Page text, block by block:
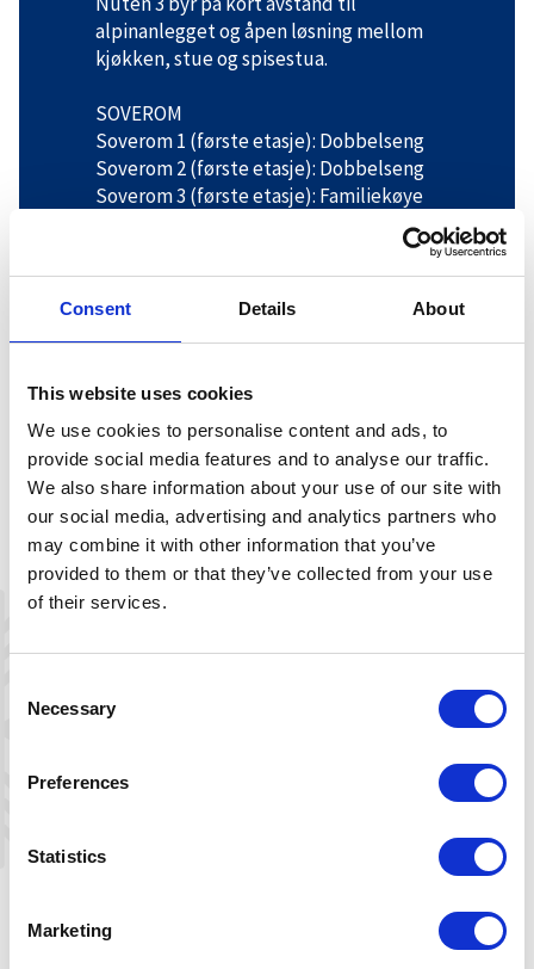
Consent Details About
This website uses cookies
We use cookies to personalise content and ads, to
provide social media features and to analyse our traffic.
We also share information about your use of our site with
our social media, advertising and analytics partners who
may combine it with other information that you’ve
provided to them or that they’ve collected from your use
of their services.
Selection
Necessary
Preferences
Statistics
Marketing
alpinanlegget og åpen løsning mellom
kjøkken, stue og spisestua.
SOVEROM
Soverom 1 (første etasje): Dobbelseng
Soverom 2 (første etasje): Dobbelseng
Soverom 3 (første etasje): Familiekøye
Soverom 4 (første etasje): Familiekøye
Soverom 5 (andre etasje): Dobbeltseng
vaskemaskin
+
−